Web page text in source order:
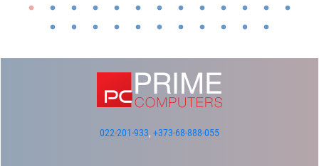
022-201-933, +373-68-888-055